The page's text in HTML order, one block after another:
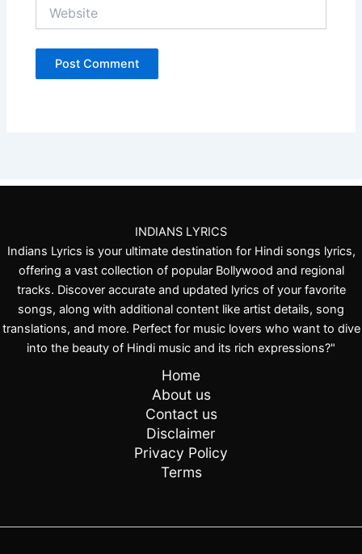
INDIANS LYRICS
Indians Lyrics is your ultimate destination for Hindi songs lyrics,
offering a vast collection of popular Bollywood and regional
tracks. Discover accurate and updated lyrics of your favorite
songs, along with additional content like artist details, song
translations, and more. Perfect for music lovers who want to dive
into the beauty of Hindi music and its rich expressions?"
Home
About us
Contact us
Disclaimer
Privacy Policy
Terms